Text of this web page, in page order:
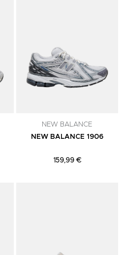
NEW BALANCE
NEW BALANCE 1906
159,99 €